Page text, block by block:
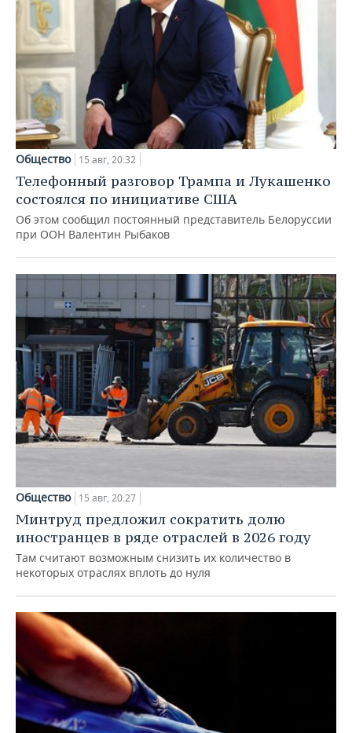
Общество 15 авг, 20:32
Телефонный разговор Трампа и Лукашенко
состоялся по инициативе США
Об этом сообщил постоянный представитель Белоруссии
при ООН Валентин Рыбаков
Общество 15 авг, 20:27
Минтруд предложил сократить долю
иностранцев в ряде отраслей в 2026 году
Там считают возможным снизить их количество в
некоторых отраслях вплоть до нуля